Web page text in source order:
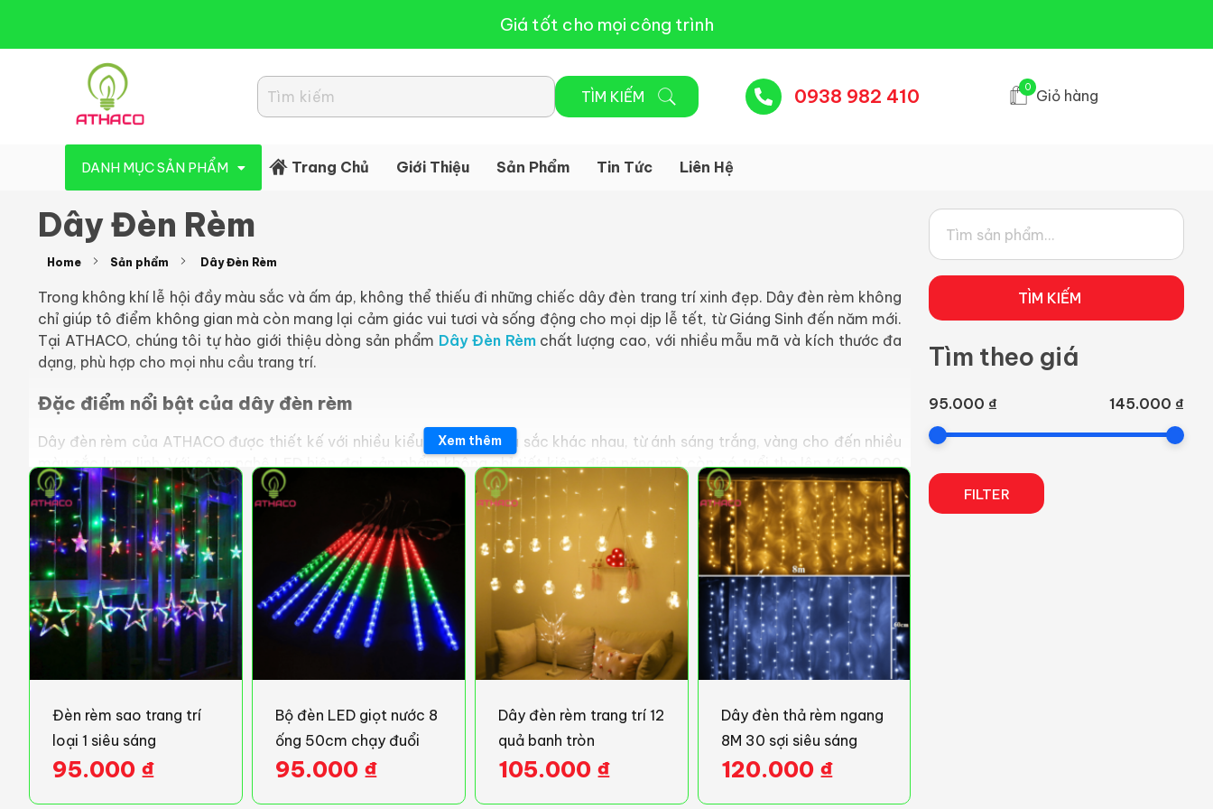
Giá tốt cho mọi công trình
Đèn Led Athaco
Đèn Led giá rẻ
0938 982 410 0 Giỏ hàng
DANH MỤC SẢN PHẨM Trang Chủ Giới Thiệu Sản Phẩm Tin Tức Liên Hệ
Dây Đèn Rèm
Home Sản phẩm Dây Đèn Rèm
Trong không khí lễ hội đầy màu sắc và ấm áp, không thể thiếu đi những chiếc dây đèn trang trí xinh đẹp. Dây đèn rèm không
chỉ giúp tô điểm không gian mà còn mang lại cảm giác vui tươi và sống động cho mọi dịp lễ tết, từ Giáng Sinh đến năm mới.
Tại ATHACO, chúng tôi tự hào giới thiệu dòng sản phẩm Dây Đèn Rèmchất lượng cao, với nhiều mẫu mã và kích thước đa
dạng, phù hợp cho mọi nhu cầu trang trí.
Đặc điểm nổi bật của dây đèn rèm
Dây đèn rèm của ATHACO được thiết kế với nhiều kiểu dáng và màu sắc khác nhau, từ ánh sáng trắng, vàng cho đến nhiều
màu sắc lung linh. Với công nghệ LED hiện đại, sản phẩm không chỉ tiết kiệm điện năng mà còn có tuổi thọ lên tới 20.000
giờ. Bên cạnh đó, thiết kế chống nước giúp dây đèn hoạt động ổn định ngay cả khi sử dụng ngoài trời, mang đến sự yên tâm
cho khách hàng.
Ứng dụng của dây đèn rèm
Dây đèn rèm có rất nhiều ứng dụng linh hoạt trong trang trí, bao gồm:
Trang trí quán cà phê, nhà hàng : Với hiệu ứng ánh sáng lung linh, dây đèn rèm sẽ tạo ra không gian ấm cúng, thu hút khách
hàng, đặc biệt trong những dịp lễ tết.
Trang trí sự kiện: Dây đèn có thể được sử dụng trong các buổi tiệc cưới, sinh nhật hay các sự kiện lớn khác, tạo nên không
Trang trí ngoài trời
: Dây đèn có thể dễ dàng lắp đặt để trang trí cho ban công, hàng rào, cây xanh trong khu vườn, mang lại
vẻ đẹp lung linh cho không gian sống.
: Sử dụng dây đèn rèm để tạo điểm nhấn cho các con phố trong mùa lễ hội, giúp thu hút sự chú ý và tạo
Xem thêm
Đèn rèm sao trang trí
loại 1 siêu sáng
95.000 ₫
Bộ đèn LED giọt nước 8
ống 50cm chạy đuổi
95.000 ₫
Dây đèn rèm trang trí 12
quả banh tròn
105.000 ₫
Dây đèn thả rèm ngang
8M 30 sợi siêu sáng
120.000 ₫
TÌM KIẾM
Tìm theo giá
95.000 ₫ 145.000 ₫
FILTER